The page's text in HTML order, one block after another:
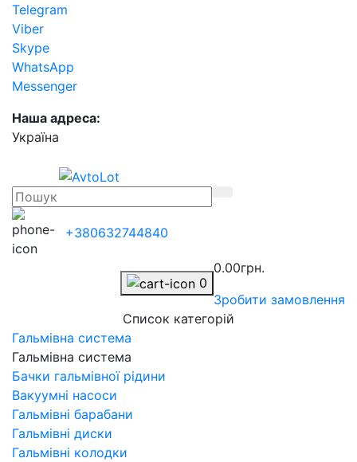
Telegram
Viber
Skype
WhatsApp
Messenger
Наша адреса:
Українa
+380632744840
0
0.00грн.
Зробити замовлення
Список категорій
Гальмівна система
Гальмівна система
Бачки гальмівної рідини
Вакуумні насоси
Гальмівні барабани
Гальмівні диски
Гальмівні колодки